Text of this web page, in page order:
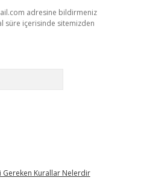
adresine bildirmeniz
süre içerisinde sitemizden
Gereken Kurallar Nelerdir